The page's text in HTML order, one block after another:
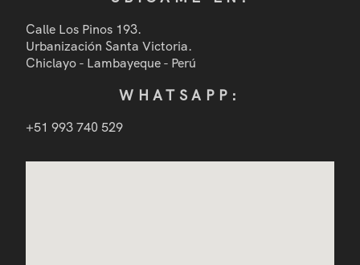
Calle Los Pinos 193.
Urbanización Santa Victoria.
Chiclayo - Lambayeque - Perú
WHATSAPP:
+51 993 740 529